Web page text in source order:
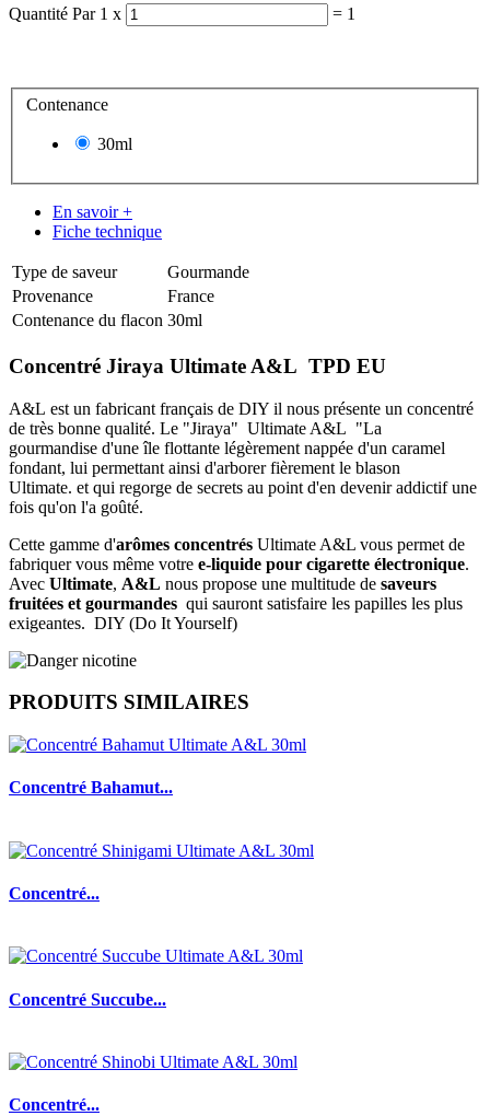
Quantité Par 1 x = 1
Contenance
30ml
En savoir +
Fiche technique
Type de saveur
Gourmande
Provenance
France
Contenance du flacon 30ml
Concentré Jiraya Ultimate A&L TPD EU
A&L est un fabricant français de DIY il nous présente un concentré
de très bonne qualité. Le "Jiraya" Ultimate A&L "La
gourmandise d'une île flottante légèrement nappée d'un caramel
fondant, lui permettant ainsi d'arborer fièrement le blason
Ultimate. et qui regorge de secrets au point d'en devenir addictif une
fois qu'on l'a goûté.
Cette gamme d'arômes concentrés Ultimate A&L vous permet de
fabriquer vous même votre e-liquide pour cigarette électronique.
Avec Ultimate, A&L nous propose une multitude de saveurs
fruitées et gourmandes qui sauront satisfaire les papilles les plus
exigeantes. DIY (Do It Yourself)
PRODUITS SIMILAIRES
Concentré Bahamut...
Concentré...
Concentré Succube...
Concentré...